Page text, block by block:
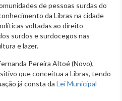
de pessoas surdas do
da Libras na cidade
voltadas ao direito
surdos e surdocegos nas
e lazer.
Pereira Altoé (Novo),
que conceitua a Libras, tendo
já consta da Lei Municipal